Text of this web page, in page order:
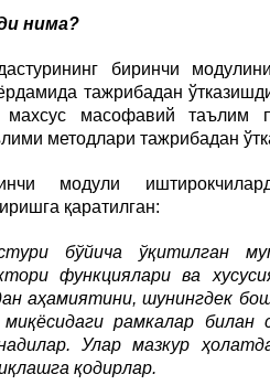
нима?
биринчи
тажрибадан
махсус масофавий таълим
методлари тажрибадан
модули
қаратилган:
бўйича ўқитилган
функциялари ва
аҳамиятини, шунингдек
рамкалар билан
Улар мазкур
қодирлар.